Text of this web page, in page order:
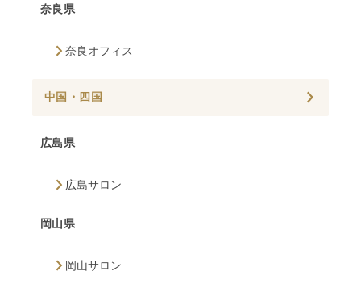
奈良県
奈良オフィス
中国・四国
広島県
広島サロン
岡山県
岡山サロン